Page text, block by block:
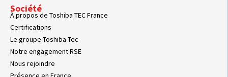
Société
À propos de Toshiba TEC France
Certifications
Le groupe Toshiba Tec
Notre engagement RSE
Nous rejoindre